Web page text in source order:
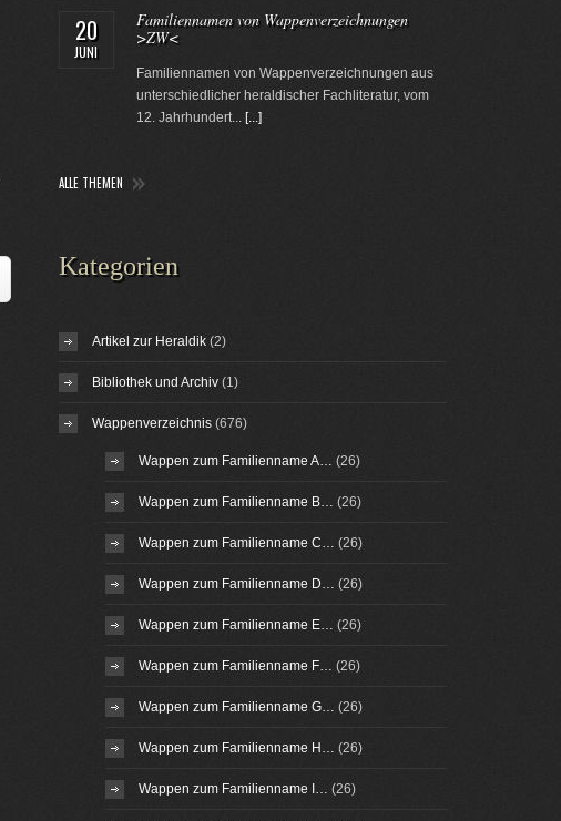
20
JUNI
Familiennamen von Wappenverzeichnungen
>ZW<
Familiennamen von Wappenverzeichnungen aus
unterschiedlicher heraldischer Fachliteratur, vom
12. Jahrhundert... [...]
ALLE THEMEN
Kategorien
Artikel zur Heraldik(2)
Bibliothek und Archiv(1)
Wappenverzeichnis(676)
Wappen zum Familienname A… (26)
Wappen zum Familienname B… (26)
Wappen zum Familienname C… (26)
Wappen zum Familienname D… (26)
Wappen zum Familienname E… (26)
Wappen zum Familienname F… (26)
Wappen zum Familienname G… (26)
Wappen zum Familienname H… (26)
Wappen zum Familienname I… (26)